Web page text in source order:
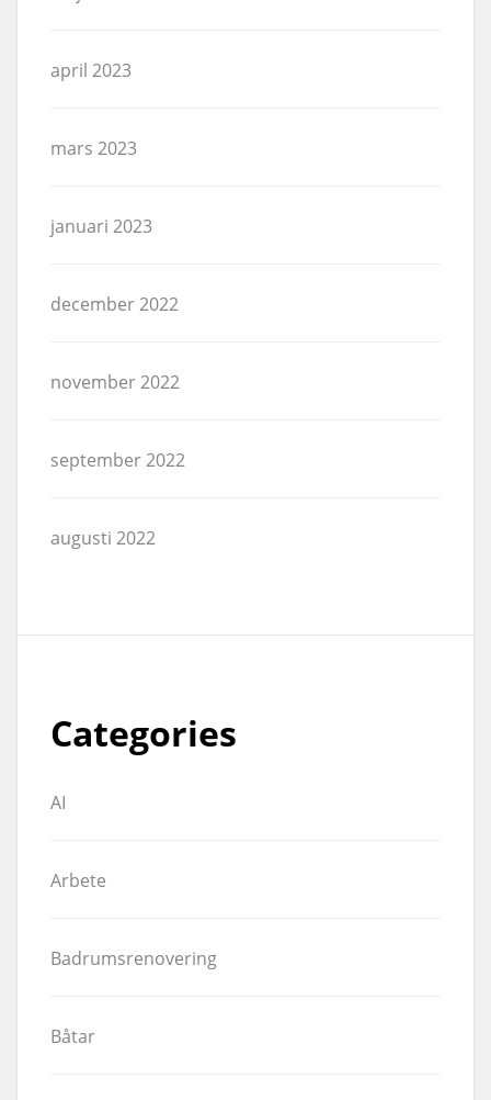
april 2023
mars 2023
januari 2023
december 2022
november 2022
september 2022
augusti 2022
Categories
AI
Arbete
Badrumsrenovering
Båtar